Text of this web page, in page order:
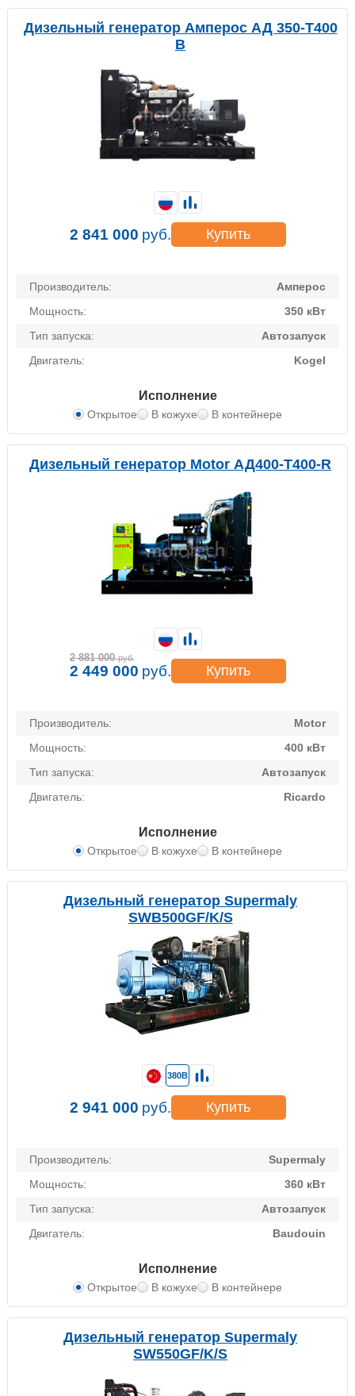
Дизельный генератор Амперос АД 350-Т400
B
Производитель:
Амперос
Мощность:
350 кВт
Тип запуска:
Автозапуск
Двигатель:
Kogel
Исполнение
Открытое В кожухе В контейнере
2 841 000 руб. Купить
Дизельный генератор Motor АД400-Т400-R
Производитель:
Motor
Мощность:
400 кВт
Тип запуска:
Автозапуск
Двигатель:
Ricardo
Исполнение
Открытое В кожухе В контейнере
2 881 000 руб.
2 449 000 руб. Купить
Дизельный генератор Supermaly
SWB500GF/K/S
Производитель:
Supermaly
Мощность:
360 кВт
Тип запуска:
Автозапуск
Двигатель:
Baudouin
Исполнение
Открытое В кожухе В контейнере
380В
2 941 000 руб. Купить
Дизельный генератор Supermaly
SW550GF/K/S